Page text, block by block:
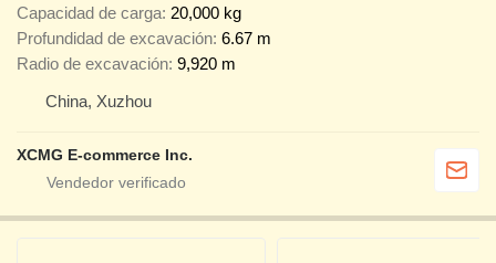
Capacidad de carga 20,000 kg
Profundidad de excavación 6.67 m
Radio de excavación 9,920 m
China, Xuzhou
XCMG E-commerce Inc.